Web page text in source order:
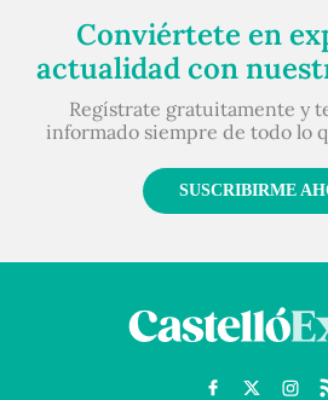
Conviértete en
actualidad con
Regístrate gratuitamente y
informado siempre de todo lo
SUSCRIBIRME